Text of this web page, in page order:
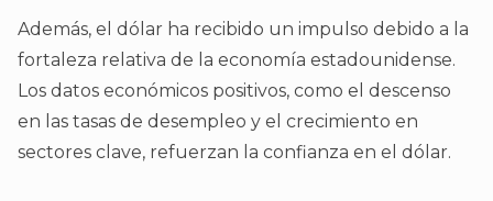
Además, el dólar ha recibido un impulso debido a la
fortaleza relativa de la economía estadounidense.
Los datos económicos positivos, como el descenso
en las tasas de desempleo y el crecimiento en
sectores clave, refuerzan la confianza en el dólar.